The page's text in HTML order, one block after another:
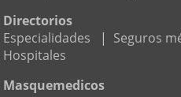
Directorios
Especialidades
| Seguros
Hospitales
Masquemedicos